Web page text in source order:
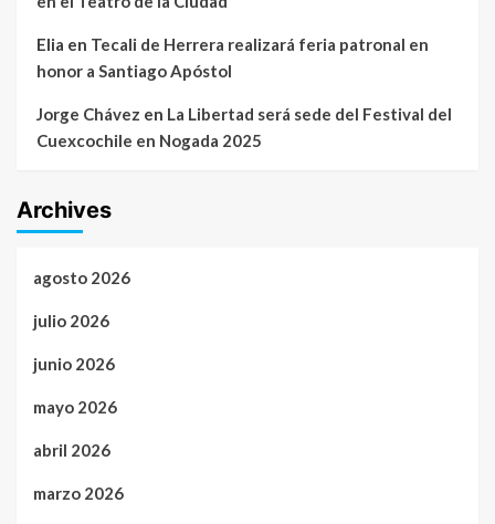
Elia en Tecali de Herrera realizará feria patronal en
honor a Santiago Apóstol
Jorge Chávez en La Libertad será sede del Festival del
Cuexcochile en Nogada 2025
Archives
agosto 2026
julio 2026
junio 2026
mayo 2026
abril 2026
marzo 2026